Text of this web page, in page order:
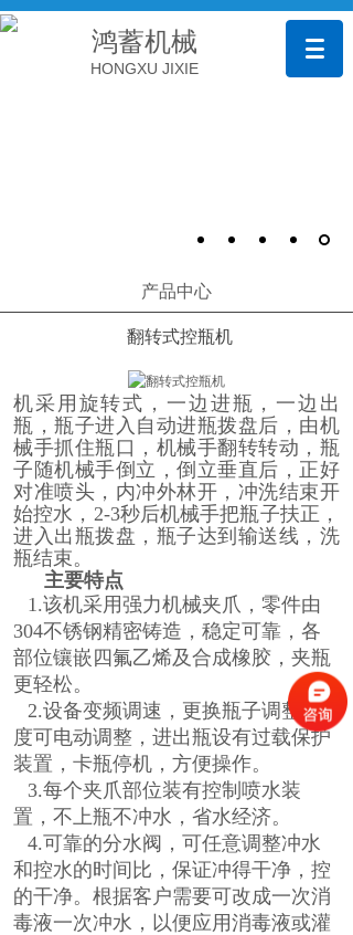
鸿蓄机械
HONGXU JIXIE
产品中心
翻转式控瓶机
机采用旋转式，一边进瓶，一边出
瓶，瓶子进入自动进瓶拨盘后，由机
械手抓住瓶口，机械手翻转转动，瓶
子随机械手倒立，倒立垂直后，正好
对准喷头，内冲外林开， 冲洗结束开
始控水， 2-3秒后机械手把瓶子扶正，
进入出瓶拨盘，瓶子达到输送线，洗
瓶结束。
主要特点
1.该机采用强力机械夹爪，零件由
304不锈钢精密铸造，稳定可靠，各
部位镶嵌四氟乙烯及合成橡胶，夹瓶
更轻松。
2.设备变频调速，更换瓶子调整高
度可电动调整，进出瓶设有过载保护
装置，卡瓶停机，方便操作。
3.每个夹爪部位装有控制喷水装
置，不上瓶不冲水，省水经济。
4.可靠的分水阀，可任意调整冲水
和控水的时间比，保证冲得干净，控
的干净。根据客户需要可改成一次消
毒液一次冲水，以便应用消毒液或灌